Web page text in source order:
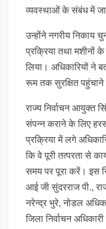
व्यवस्थाओं के संबंध में
उन्होंने नगरीय निकाय
प्रक्रिया तथा मशीनों
लिया। अधिकारियों ने
रूम तक सुरक्षित पहुंचाने
राज्य निर्वाचन आयुक्त
संपन्न कराने के लिए
प्रक्रिया में लगे
कि वे पूरी तत्परता से
समय पर पूरा करें। इस
आई जी सुंदरराज पी.,
नरेन्द्र भुरे, नोडल
जिला निर्वाचन